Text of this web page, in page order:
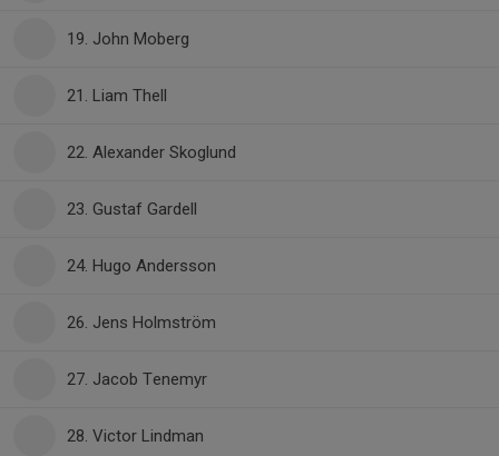
19. John Moberg
21. Liam Thell
22. Alexander Skoglund
23. Gustaf Gardell
24. Hugo Andersson
26. Jens Holmström
27. Jacob Tenemyr
28. Victor Lindman